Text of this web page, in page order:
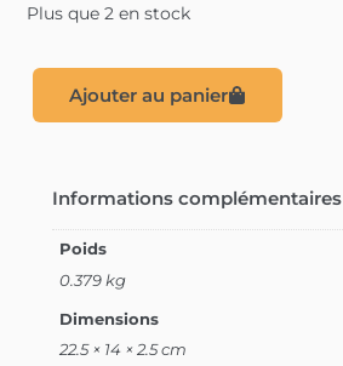
Plus que 2 en stock
Ajouter au panier
Informations complémentaires
Poids
0.379 kg
Dimensions
22.5 × 14 × 2.5 cm